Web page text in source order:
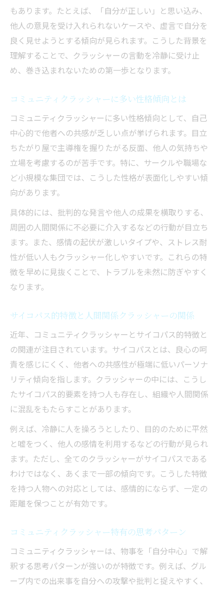
もあります。たとえば、「自分が正しい」と思い込み、
他人の意見を受け入れられないケースや、虚言で自分を
良く見せようとする傾向が見られます。こうした背景を
理解することで、クラッシャーの言動を冷静に受け止
め、巻き込まれないための第一歩となります。
コミュニティクラッシャーに多い性格傾向とは
コミュニティクラッシャーに多い性格傾向として、自己
中心的で他者への共感が乏しい点が挙げられます。目立
ちたがり屋で主導権を握りたがる反面、他人の気持ちや
立場を考慮するのが苦手です。特に、サークルや職場な
ど小規模な集団では、こうした性格が表面化しやすい傾
向があります。
具体的には、批判的な発言や他人の成果を横取りする、
周囲の人間関係に不必要に介入するなどの行動が目立ち
ます。また、感情の起伏が激しいタイプや、ストレス耐
性が低い人もクラッシャー化しやすいです。これらの特
徴を早めに見抜くことで、トラブルを未然に防ぎやすく
なります。
サイコパス的特徴と人間関係クラッシャーの関係
近年、コミュニティクラッシャーとサイコパス的特徴と
の関連が注目されています。サイコパスとは、良心の呵
責を感じにくく、他者への共感性が極端に低いパーソナ
リティ傾向を指します。クラッシャーの中には、こうし
たサイコパス的要素を持つ人も存在し、組織や人間関係
に混乱をもたらすことがあります。
例えば、冷静に人を操ろうとしたり、目的のために平然
と嘘をつく、他人の感情を利用するなどの行動が見られ
ます。ただし、全てのクラッシャーがサイコパスである
わけではなく、あくまで一部の傾向です。こうした特徴
を持つ人物への対応としては、感情的にならず、一定の
距離を保つことが有効です。
コミュニティクラッシャー特有の思考パターン
コミュニティクラッシャーは、物事を「自分中心」で解
釈する思考パターンが強いのが特徴です。例えば、グル
ープ内での出来事を自分への攻撃や批判と捉えやすく、